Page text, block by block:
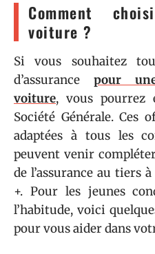
Comment
voiture ?
Si vous souhaitez
d’assurance pour
voiture, vous pourrez
Société Générale. Ces
adaptées à tous les
peuvent venir
de l’assurance au tiers
+. Pour les jeunes
l’habitude, voici
pour vous aider dans